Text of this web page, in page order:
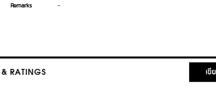
Remarks
-
& RATINGS เขี